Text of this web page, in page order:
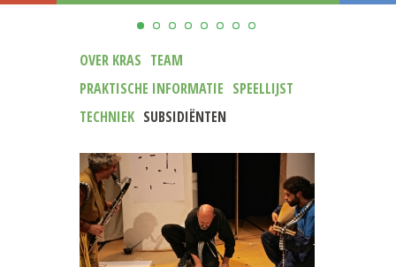
OVER KRAS TEAM
PRAKTISCHE INFORMATIE SPEELLIJST
TECHNIEK SUBSIDIËNTEN